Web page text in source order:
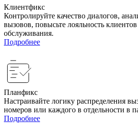
Клиентфикс
Контролируйте качество диалогов,
вызовов, повысьте лояльность
обслуживания.
Подробнее
Планфикс
Настраивайте логику распределения
номеров или каждого в отдельности в
Подробнее